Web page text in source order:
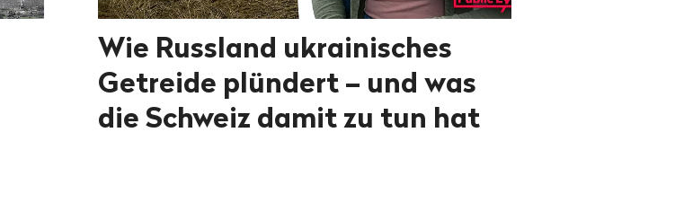
Wie Russland ukrainisches
Getreide plündert – und was
die Schweiz damit zu tun hat